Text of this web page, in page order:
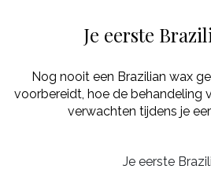
Je eerste
Nog nooit een Brazilian wax
voorbereidt, hoe de behandeling
verwachten tijdens je
Je eerste